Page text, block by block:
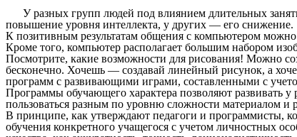
У разных групп людей под влиянием длительных
повышение уровня интеллекта, у других — его снижение.
К позитивным результатам общения с компьютером
Кроме того, компьютер располагает большим набором
Посмотрите, какие возможности для рисования! Можно
бесконечно. Хочешь — создавай линейный рисунок, а
программ с развивающими играми, составленными с
Программы обучающего характера позволяют развивать
пользоваться разным по уровню сложности материалом
В принципе, как утверждают педагоги и программисты,
обучения конкретного учащегося с учетом личностных